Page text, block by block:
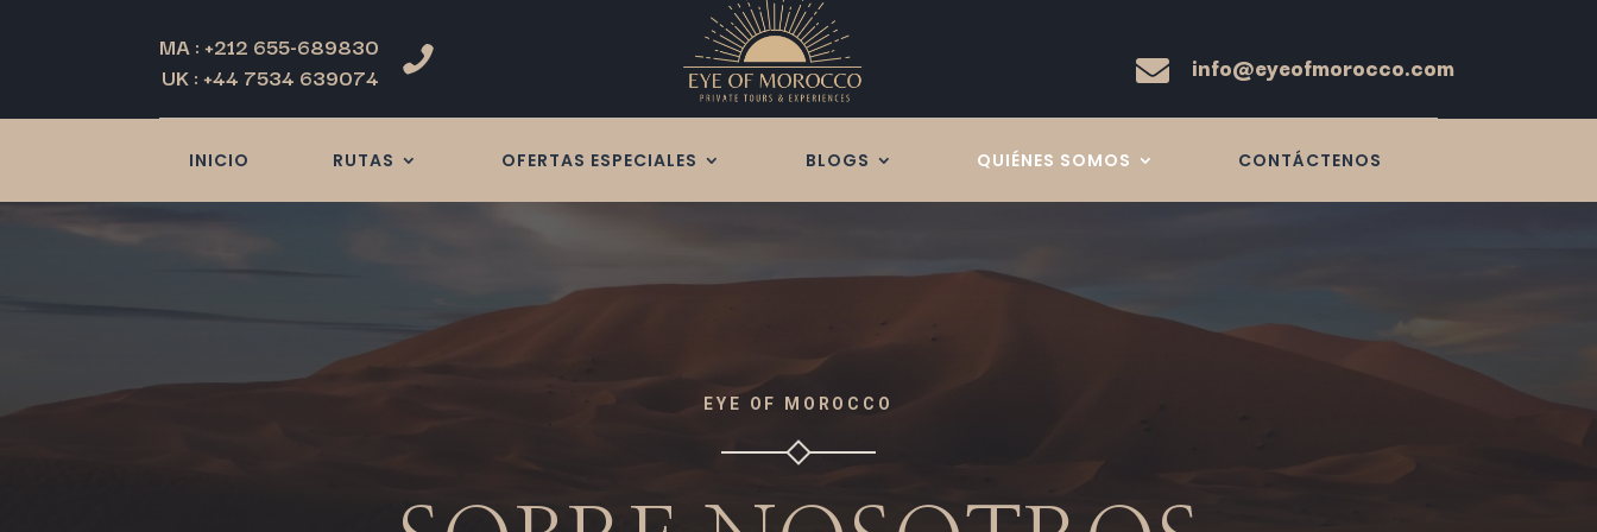

MA : +212 655-689830
UK : +44 7534 639074
 info@eyeofmorocco.com
INICIO RUTAS OFERTAS ESPECIALES BLOGS QUIÉNES SOMOS CONTÁCTENOS
EYE OF MOROCCO